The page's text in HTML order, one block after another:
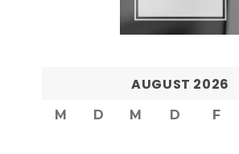
AUGUST 2026
M D M D F